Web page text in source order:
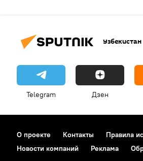
Узбекистан
Telegram Дзен
О проекте Контакты Правила
Новости компаний
Реклама